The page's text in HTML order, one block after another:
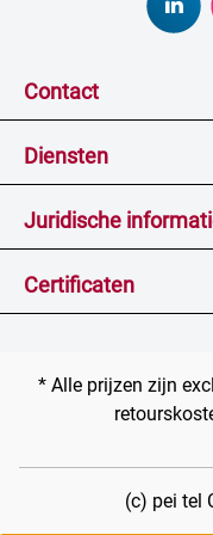
Contact
Diensten
Juridische
Certificaten
* Alle prijzen zijn
(c) pei tel